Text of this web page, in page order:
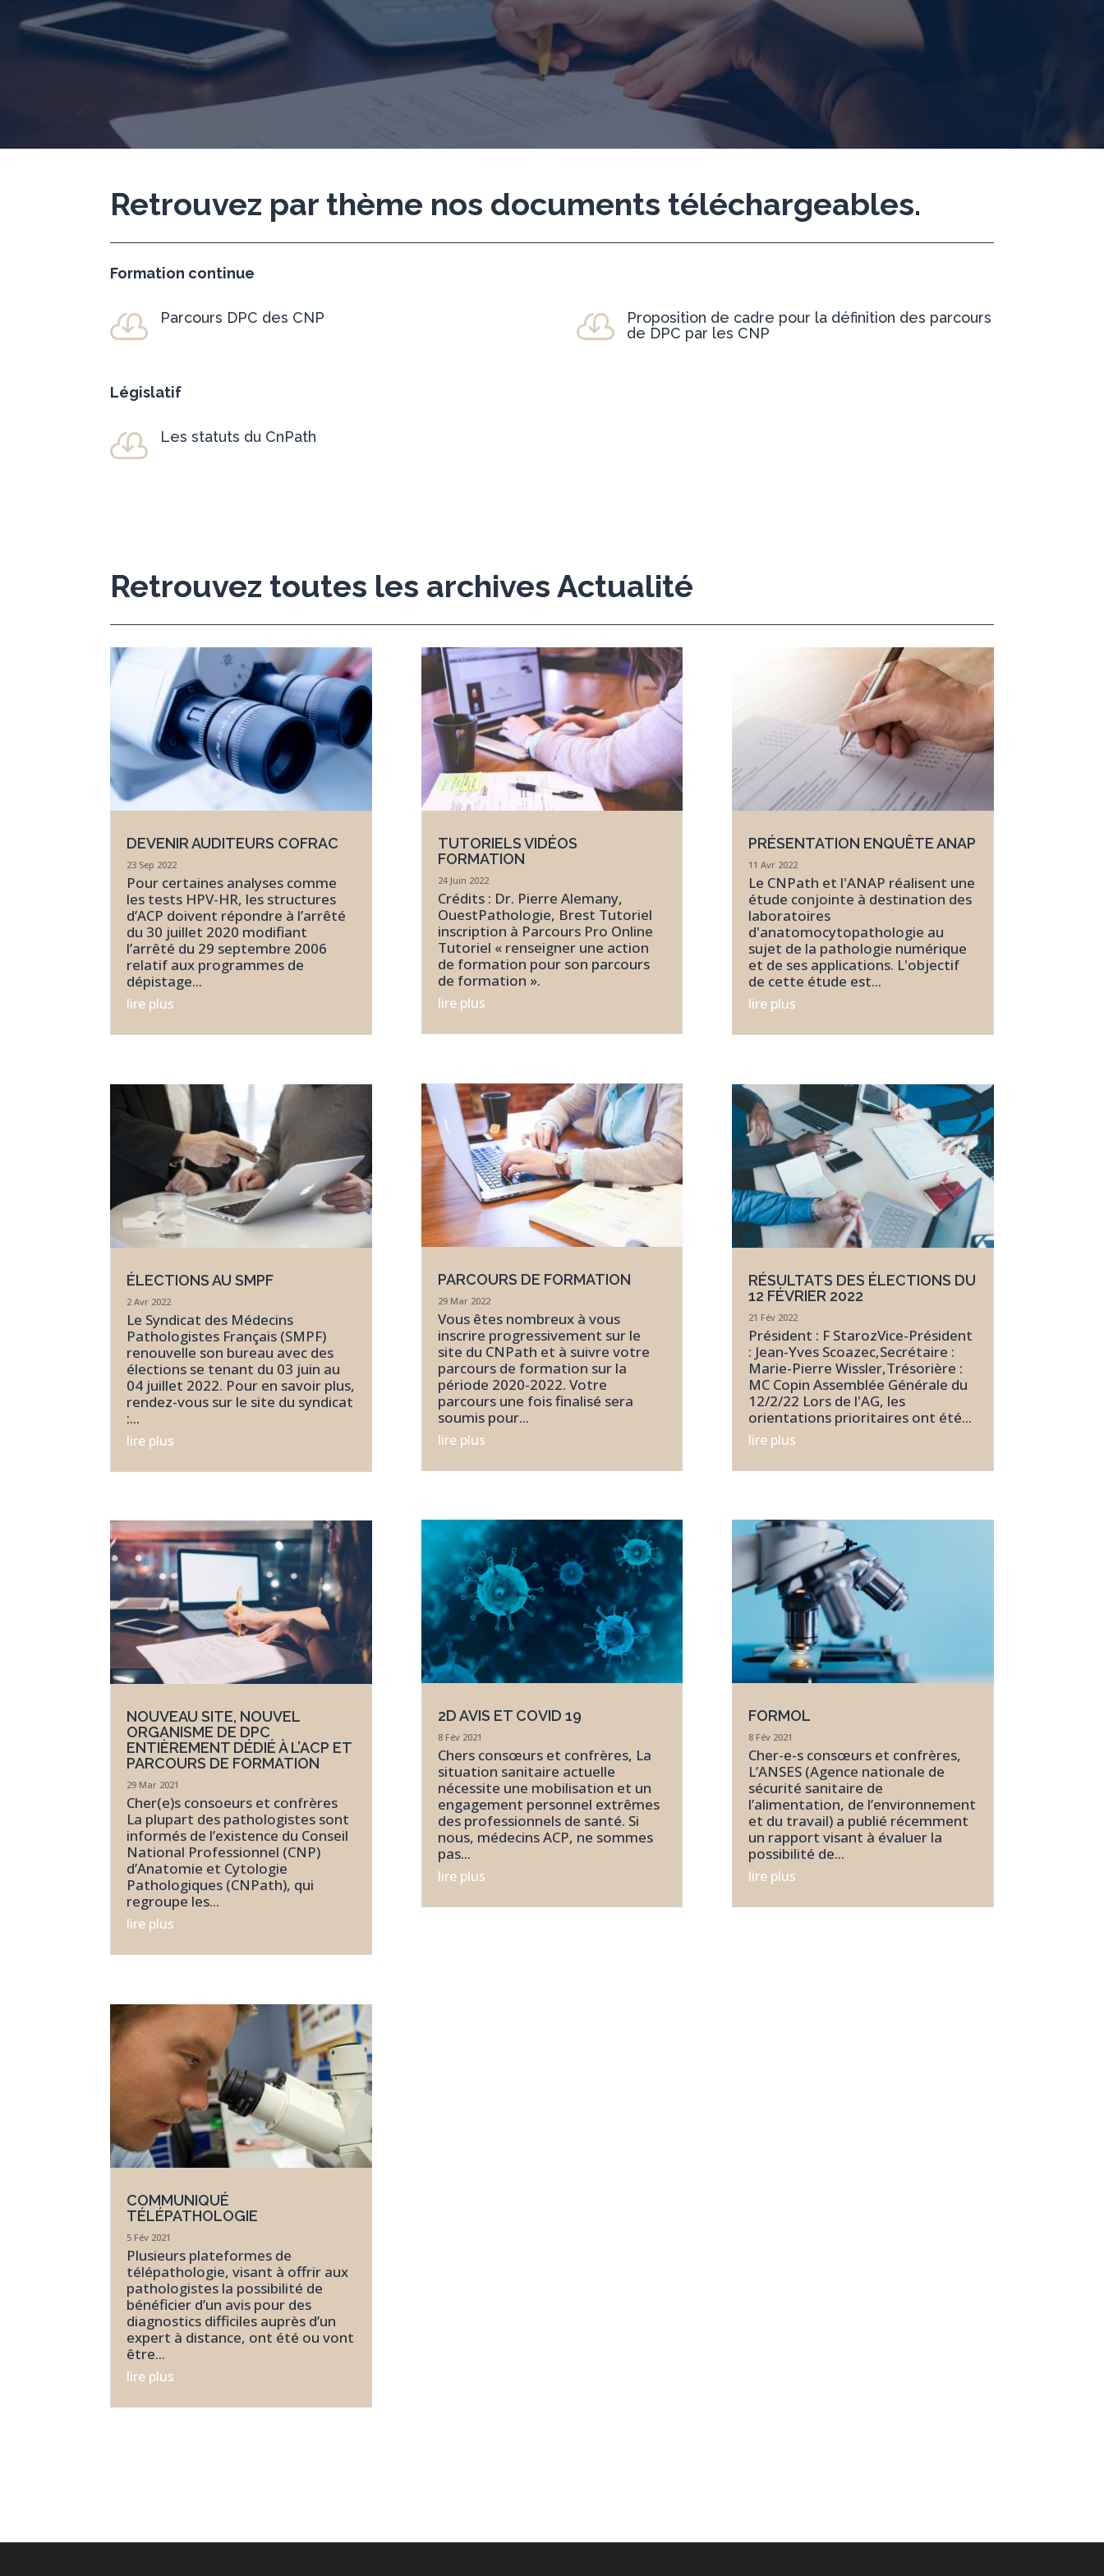
Retrouvez par thème nos documents téléchargeables.
Formation continue
 Parcours DPC des CNP 
Proposition de cadre pour la définition des parcours
de DPC par les CNP
Législatif
 Les statuts du CnPath
Retrouvez toutes les archives Actualité
DEVENIR AUDITEURS COFRAC
23 Sep 2022
Pour certaines analyses comme
les tests HPV-HR, les structures
d’ACP doivent répondre à l’arrêté
du 30 juillet 2020 modifiant
l’arrêté du 29 septembre 2006
relatif aux programmes de
dépistage...
lire plus
ÉLECTIONS AU SMPF
2 Avr 2022
Le Syndicat des Médecins
Pathologistes Français (SMPF)
renouvelle son bureau avec des
élections se tenant du 03 juin au
04 juillet 2022. Pour en savoir plus,
rendez-vous sur le site du syndicat
:...
lire plus
NOUVEAU SITE, NOUVEL
ORGANISME DE DPC
ENTIÈREMENT DÉDIÉ À L’ACP ET
PARCOURS DE FORMATION
29 Mar 2021
Cher(e)s consoeurs et confrères
La plupart des pathologistes sont
informés de l’existence du Conseil
National Professionnel (CNP)
d’Anatomie et Cytologie
Pathologiques (CNPath), qui
regroupe les...
lire plus
COMMUNIQUÉ
TÉLÉPATHOLOGIE
5 Fév 2021
Plusieurs plateformes de
télépathologie, visant à offrir aux
pathologistes la possibilité de
bénéficier d’un avis pour des
diagnostics difficiles auprès d’un
expert à distance, ont été ou vont
être...
lire plus
TUTORIELS VIDÉOS
FORMATION
24 Juin 2022
Crédits : Dr. Pierre Alemany,
OuestPathologie, Brest Tutoriel
inscription à Parcours Pro Online
Tutoriel « renseigner une action
de formation pour son parcours
de formation ».
lire plus
PARCOURS DE FORMATION
29 Mar 2022
Vous êtes nombreux à vous
inscrire progressivement sur le
site du CNPath et à suivre votre
parcours de formation sur la
période 2020-2022. Votre
parcours une fois finalisé sera
soumis pour...
lire plus
2D AVIS ET COVID 19
8 Fév 2021
Chers consœurs et confrères, La
situation sanitaire actuelle
nécessite une mobilisation et un
engagement personnel extrêmes
des professionnels de santé. Si
nous, médecins ACP, ne sommes
pas...
lire plus
PRÉSENTATION ENQUÊTE ANAP
11 Avr 2022
Le CNPath et l'ANAP réalisent une
étude conjointe à destination des
laboratoires
d'anatomocytopathologie au
sujet de la pathologie numérique
et de ses applications. L'objectif
de cette étude est...
lire plus
RÉSULTATS DES ÉLECTIONS DU
12 FÉVRIER 2022
21 Fév 2022
Président : F StarozVice-Président
: Jean-Yves Scoazec,Secrétaire :
Marie-Pierre Wissler,Trésorière :
MC Copin Assemblée Générale du
12/2/22 Lors de l'AG, les
orientations prioritaires ont été...
lire plus
FORMOL
8 Fév 2021
Cher-e-s consœurs et confrères,
L’ANSES (Agence nationale de
sécurité sanitaire de
l’alimentation, de l’environnement
et du travail) a publié récemment
un rapport visant à évaluer la
possibilité de...
lire plus